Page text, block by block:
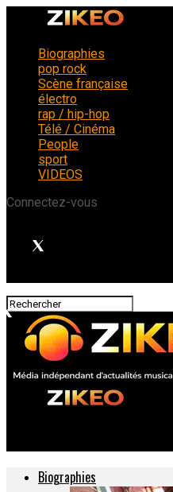
Biographies
pop rock
Scène française
électro
rap / hip-hop
Télé / Cinéma
People
sport
VIDEOS
Connectez-vous
Biographies